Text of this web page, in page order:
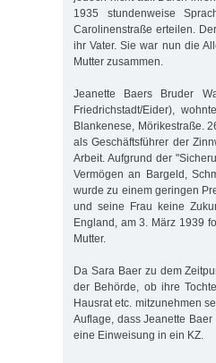
1935 stundenweise
Carolinenstraße erteilen.
ihr Vater. Sie war nun die
Mutter zusammen.
Jeanette Baers Bruder
Friedrichstadt/Eider),
Blankenese, Mörikestraße.
als Geschäftsführer der
Arbeit. Aufgrund der
Vermögen an Bargeld,
wurde zu einem geringen
und seine Frau keine
England, am 3. März 1939
Mutter.
Da Sara Baer zu dem
der Behörde, ob ihre
Hausrat etc. mitzunehmen
Auflage, dass Jeanette
eine Einweisung in ein KZ.